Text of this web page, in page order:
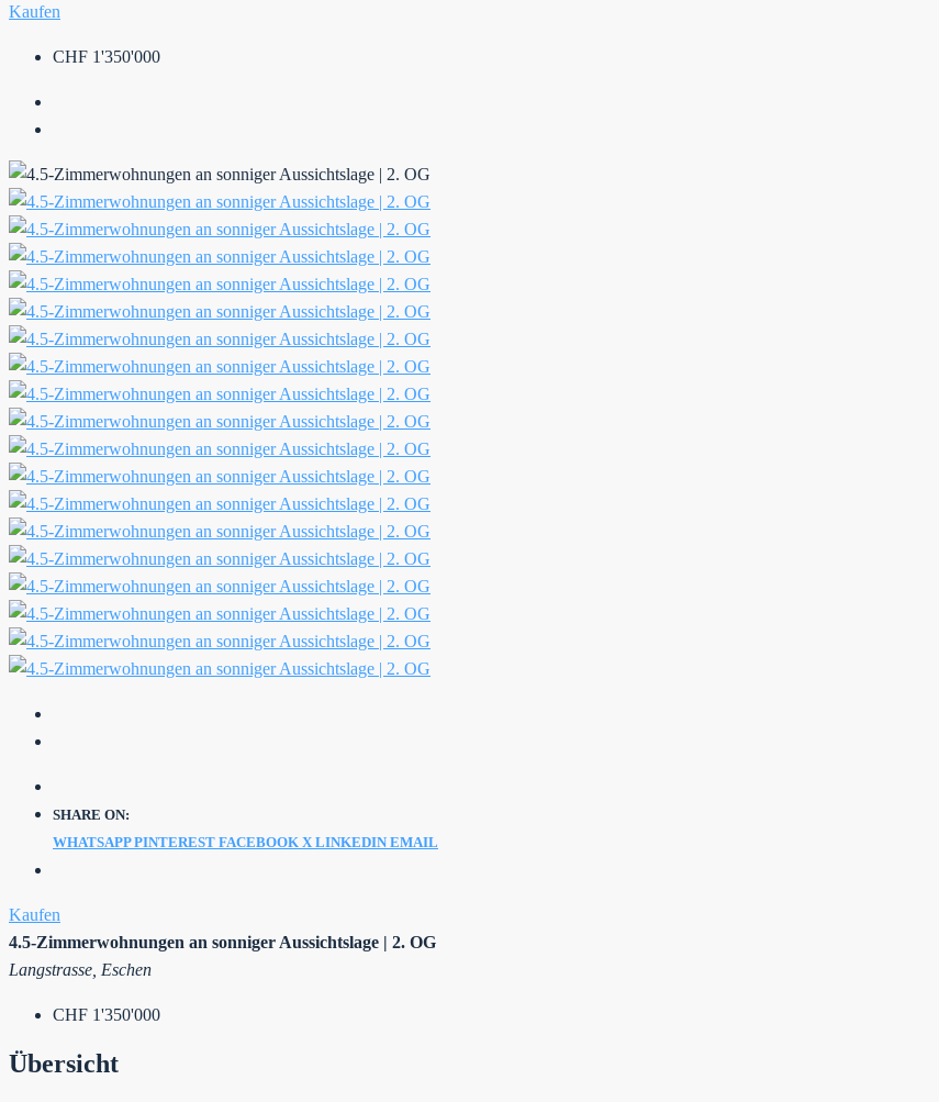
Kaufen
CHF 1'350'000
SHARE ON:
WHATSAPP PINTEREST FACEBOOK X LINKEDIN EMAIL
Kaufen
4.5-Zimmerwohnungen an sonniger Aussichtslage | 2. OG
Langstrasse, Eschen
CHF 1'350'000
Übersicht